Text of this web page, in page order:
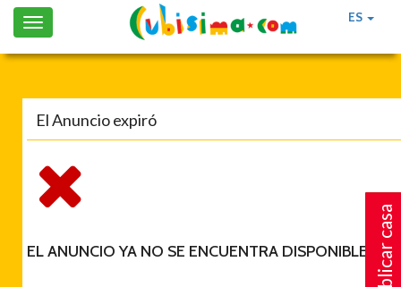
ES
Toggle
navigation
Publicar casa
El Anuncio expiró
EL ANUNCIO YA NO SE ENCUENTRA DISPONIBLE.